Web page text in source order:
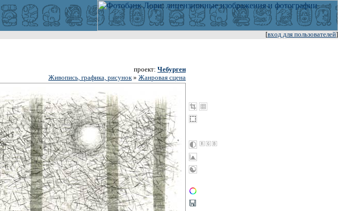
[вход для пользователей]
проект: Чебурген
Живопись, графика, рисунок» Жанровая сцена